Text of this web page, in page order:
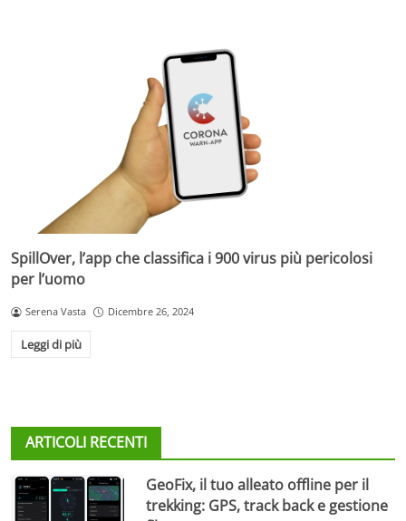
SpillOver, l’app che classifica i 900 virus più pericolosi
per l’uomo
Serena Vasta Dicembre 26, 2024
Leggi di più
ARTICOLI RECENTI
GeoFix, il tuo alleato offline per il
trekking: GPS, track back e gestione